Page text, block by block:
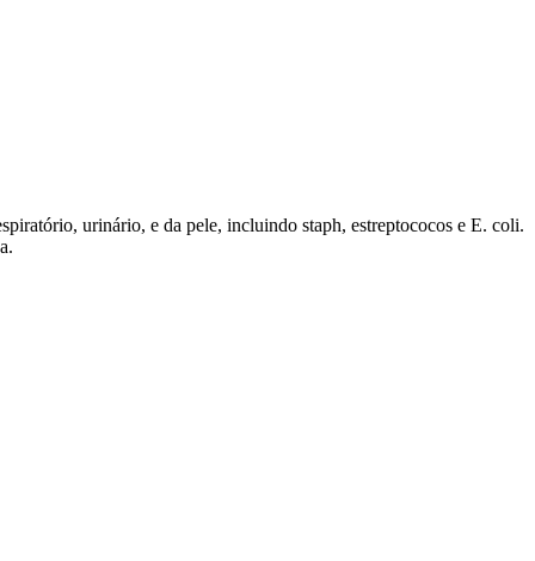
urinário, e da pele, incluindo staph, estreptococos e E. coli.